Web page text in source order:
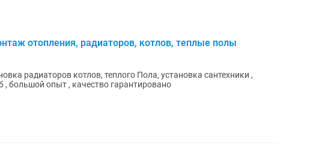
отопления, радиаторов, котлов, теплые полы
радиаторов котлов, теплого Пола, установка сантехники ,
, большой опыт , качество гарантировано